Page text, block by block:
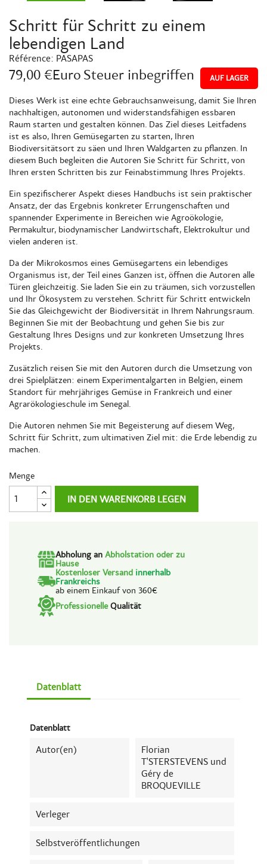
Schritt für Schritt zu einem
lebendigen Land
Référence: PASAPAS
79,00 €EuroSteuer inbegriffen AUF LAGER
Dieses Werk ist eine echte Gebrauchsanweisung, damit Sie Ihren
nachhaltigen, autonomen und widerstandsfähigen essbaren
Raum starten und gestalten können. Das Ziel dieses Leitfadens
ist es also, Ihren Gemüsegarten zu starten, Ihren
Biodiversitätsort zu säen und Ihren Waldgarten zu pflanzen. In
diesem Buch begleiten die Autoren Sie Schritt für Schritt, von
Ihren ersten Schritten bis zur Feinabstimmung Ihres Projekts.
Ein spezifischerer Aspekt dieses Handbuchs ist sein praktischer
Ansatz, der das Ergebnis konkreter Errungenschaften und
spannender Experimente in Bereichen wie Agroökologie,
Permakultur, biodynamischer Landwirtschaft, Elektrokultur und
vielen anderen ist.
Da der Mikrokosmos eines Gemüsegartens ein lebendiges
Organismus ist, der Teil eines Ganzen ist, öffnen die Autoren alle
Türen gleichzeitig. Sie laden Sie ein zu träumen, sich vorzustellen
und Ihr Ökosystem zu verstehen. Schritt für Schritt entwickeln
Sie das Gleichgewicht der Biodiversität in Ihrem Nahrungsraum.
Beginnen Sie mit der Beobachtung und gehen Sie bis zur
Gestaltung Ihres Designs und zur konkreten Umsetzung Ihres
Projekts.
Zusätzlich reisen Sie mit den Autoren durch die Umsetzung von
drei Spielplätzen: einem Experimentalgarten in Belgien, einem
Standort für mehrjähriges Gemüse in Frankreich und einer
Agrarökologieschule im Senegal.
Die Autoren nehmen Sie mit Begeisterung auf diesem Weg,
Schritt für Schritt, zum ultimativen Ziel mit: die Erde lebendig zu
machen.
Menge
IN DEN WARENKORB LEGEN
Abholung an Abholstation oder zu
Hause
Kostenloser Versand innerhalb
Frankreichs
ab einem Einkauf von 360€
ProfessionelleQualität
Datenblatt
Datenblatt
Autor(en)
Florian
T'STERSTEVENS und
Géry de
BROQUEVILLE
Verleger
Selbstveröffentlichungen